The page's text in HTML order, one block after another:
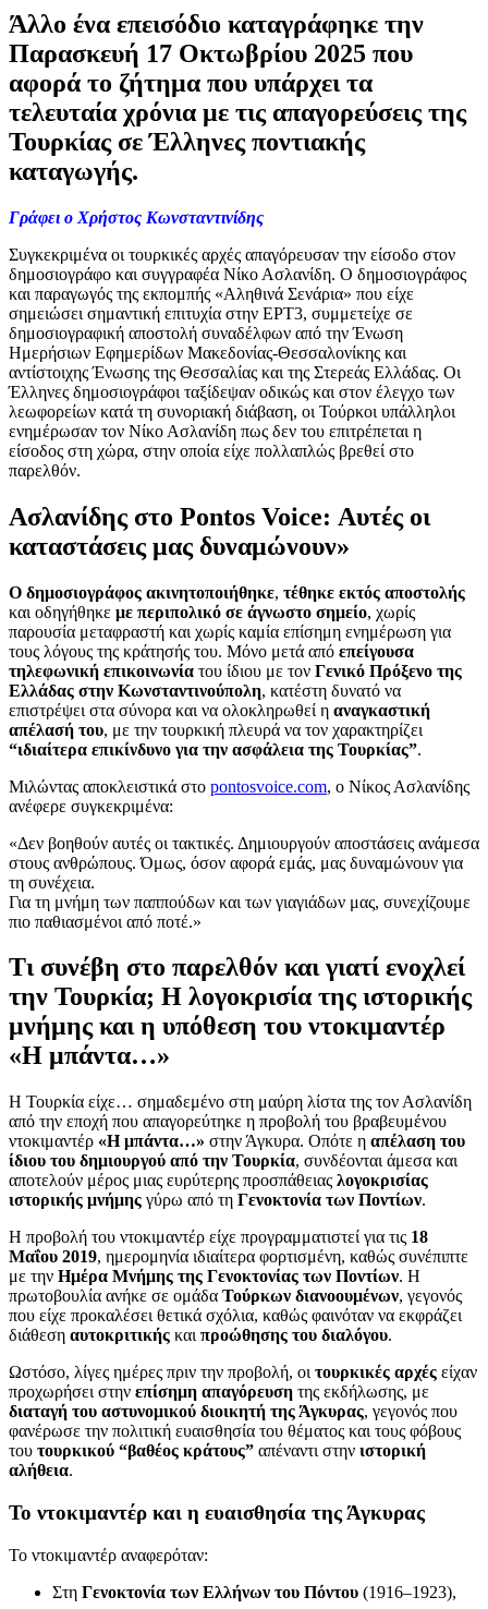
Άλλο ένα επεισόδιο καταγράφηκε την
Παρασκευή 17 Οκτωβρίου 2025 που
αφορά το ζήτημα που υπάρχει τα
τελευταία χρόνια με τις απαγορεύσεις της
Τουρκίας σε Έλληνες ποντιακής
καταγωγής.
Γράφει ο Χρήστος Κωνσταντινίδης
Συγκεκριμένα οι τουρκικές αρχές απαγόρευσαν την είσοδο στον
δημοσιογράφο και συγγραφέα Νίκο Ασλανίδη. Ο δημοσιογράφος
και παραγωγός της εκπομπής «Αληθινά Σενάρια» που είχε
σημειώσει σημαντική επιτυχία στην ΕΡΤ3, συμμετείχε σε
δημοσιογραφική αποστολή συναδέλφων από την Ένωση
Ημερήσιων Εφημερίδων Μακεδονίας-Θεσσαλονίκης και
αντίστοιχης Ένωσης της Θεσσαλίας και της Στερεάς Ελλάδας. Οι
Έλληνες δημοσιογράφοι ταξίδεψαν οδικώς και στον έλεγχο των
λεωφορείων κατά τη συνοριακή διάβαση, οι Τούρκοι υπάλληλοι
ενημέρωσαν τον Νίκο Ασλανίδη πως δεν του επιτρέπεται η
είσοδος στη χώρα, στην οποία είχε πολλαπλώς βρεθεί στο
παρελθόν.
Ασλανίδης στο Pontos Voice: Αυτές οι
καταστάσεις μας δυναμώνουν»
O δημοσιογράφος ακινητοποιήθηκε, τέθηκε εκτός αποστολής
και οδηγήθηκε με περιπολικό σε άγνωστο σημείο, χωρίς
παρουσία μεταφραστή και χωρίς καμία επίσημη ενημέρωση για
τους λόγους της κράτησής του. Μόνο μετά από επείγουσα
τηλεφωνική επικοινωνία του ίδιου με τον Γενικό Πρόξενο της
Ελλάδας στην Κωνσταντινούπολη, κατέστη δυνατό να
επιστρέψει στα σύνορα και να ολοκληρωθεί η αναγκαστική
απέλασή του, με την τουρκική πλευρά να τον χαρακτηρίζει
“ιδιαίτερα επικίνδυνο για την ασφάλεια της Τουρκίας”.
Μιλώντας αποκλειστικά στο pontosvoice.com, ο Νίκος Ασλανίδης
ανέφερε συγκεκριμένα:
«Δεν βοηθούν αυτές οι τακτικές. Δημιουργούν αποστάσεις ανάμεσα
στους ανθρώπους. Όμως, όσον αφορά εμάς, μας δυναμώνουν για
τη συνέχεια.
Για τη μνήμη των παππούδων και των γιαγιάδων μας, συνεχίζουμε
πιο παθιασμένοι από ποτέ.»
Τι συνέβη στο παρελθόν και γιατί ενοχλεί
την Τουρκία; Η λογοκρισία της ιστορικής
μνήμης και η υπόθεση του ντοκιμαντέρ
«Η μπάντα…»
Η Τουρκία είχε… σημαδεμένο στη μαύρη λίστα της τον Ασλανίδη
από την εποχή που απαγορεύτηκε η προβολή του βραβευμένου
ντοκιμαντέρ «Η μπάντα…» στην Άγκυρα. Οπότε η απέλαση του
ίδιου του δημιουργού από την Τουρκία, συνδέονται άμεσα και
αποτελούν μέρος μιας ευρύτερης προσπάθειας λογοκρισίας
ιστορικής μνήμης γύρω από τη Γενοκτονία των Ποντίων.
Η προβολή του ντοκιμαντέρ είχε προγραμματιστεί για τις 18
Μαΐου 2019, ημερομηνία ιδιαίτερα φορτισμένη, καθώς συνέπιπτε
με την Ημέρα Μνήμης της Γενοκτονίας των Ποντίων. Η
πρωτοβουλία ανήκε σε ομάδα Τούρκων διανοουμένων, γεγονός
που είχε προκαλέσει θετικά σχόλια, καθώς φαινόταν να εκφράζει
διάθεση αυτοκριτικής και προώθησης του διαλόγου.
Ωστόσο, λίγες ημέρες πριν την προβολή, οι τουρκικές αρχές είχαν
προχωρήσει στην επίσημη απαγόρευση της εκδήλωσης, με
διαταγή του αστυνομικού διοικητή της Άγκυρας, γεγονός που
φανέρωσε την πολιτική ευαισθησία του θέματος και τους φόβους
του τουρκικού “βαθέος κράτους” απέναντι στην ιστορική
αλήθεια.
Το ντοκιμαντέρ και η ευαισθησία της Άγκυρας
Το ντοκιμαντέρ αναφερόταν:
Στη Γενοκτονία των Ελλήνων του Πόντου (1916–1923),